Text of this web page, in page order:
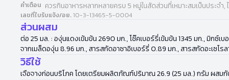
คำเตือน ควรกินอาหารหลากหลายครบ 5 หมู่ในสัดส่วนที่เหมาะสมเป็นประจ
เลขที่ใบรับแจ้ง/อย. 10-3-13465-5-0004
ส่วนผสม
ต่อ 25 มล. : องุ่นแดงเข้มข้น 2690 มก., โช๊คเบอร์รี่เข้มข้น 1345 มก., มิกซ์
จากเมล็ดองุ่น 8.96 มก., สารสกัดอาซาอิเบอร์รี่ 0.89 มก., สารสกัดอะเซโ
วิธีใช้
เจือจางก่อนบริโภค โดยเตรียมผลิตภัณฑ์ปริมาณ 26.9 (25 มล.) กรัม ผสม